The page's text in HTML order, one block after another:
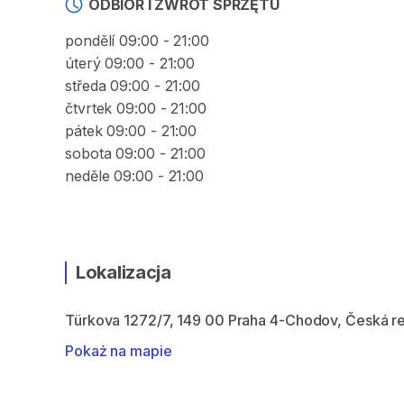
ODBIÓR I ZWROT SPRZĘTU
pondělí 09:00 - 21:00
úterý 09:00 - 21:00
středa 09:00 - 21:00
čtvrtek 09:00 - 21:00
pátek 09:00 - 21:00
sobota 09:00 - 21:00
neděle 09:00 - 21:00
Lokalizacja
Türkova 1272/7, 149 00 Praha 4-Chodov, Česká
Pokaż na mapie